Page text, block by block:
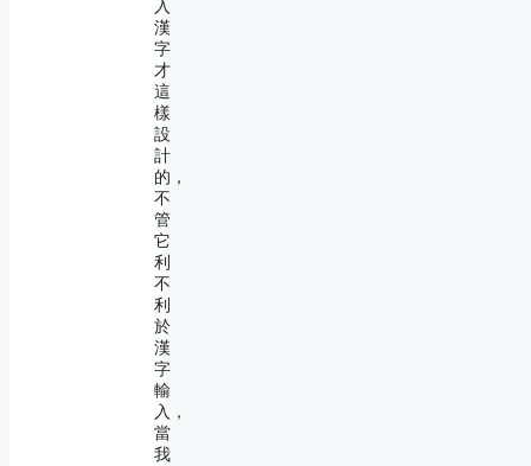
入
漢
字
才
這
樣
設
計
的，
不
管
它
利
不
利
於
漢
字
輸
入，
當
我